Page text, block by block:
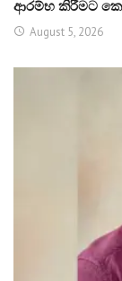
ආරම්භ කිරීමට
August 5, 2026